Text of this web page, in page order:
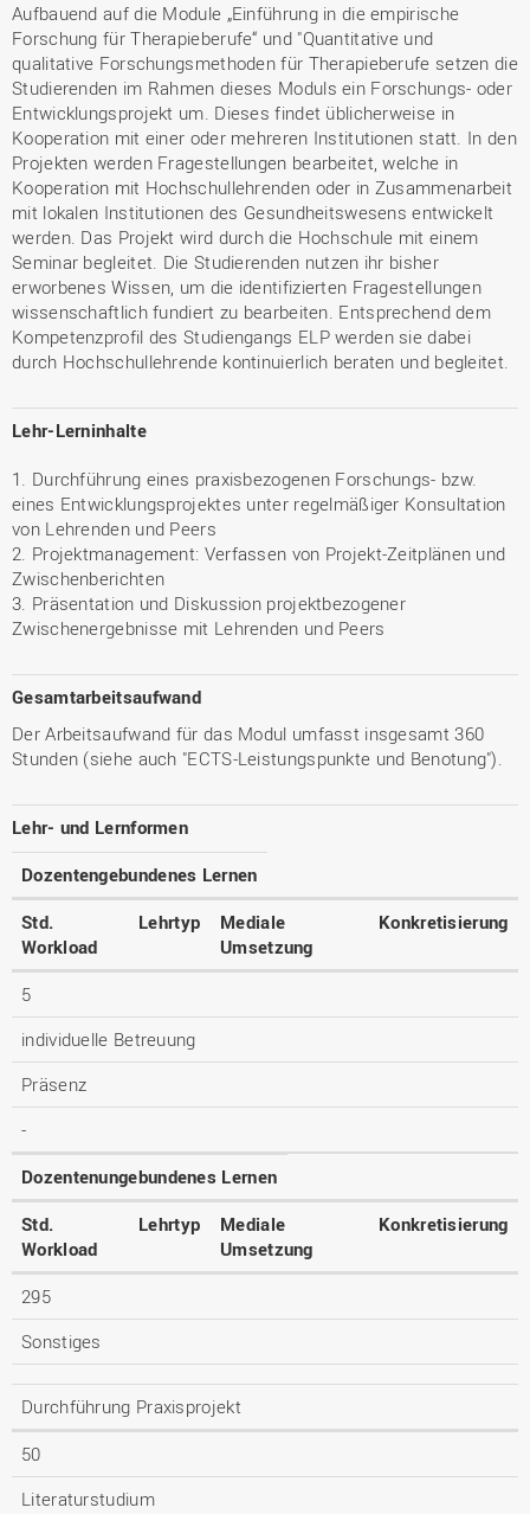
Aufbauend auf die Module „Einführung in die empirische
Forschung für Therapieberufe“ und "Quantitative und
qualitative Forschungsmethoden für Therapieberufe setzen die
Studierenden im Rahmen dieses Moduls ein Forschungs- oder
Entwicklungsprojekt um. Dieses findet üblicherweise in
Kooperation mit einer oder mehreren Institutionen statt. In den
Projekten werden Fragestellungen bearbeitet, welche in
Kooperation mit Hochschullehrenden oder in Zusammenarbeit
mit lokalen Institutionen des Gesundheitswesens entwickelt
werden. Das Projekt wird durch die Hochschule mit einem
Seminar begleitet. Die Studierenden nutzen ihr bisher
erworbenes Wissen, um die identifizierten Fragestellungen
wissenschaftlich fundiert zu bearbeiten. Entsprechend dem
Kompetenzprofil des Studiengangs ELP werden sie dabei
durch Hochschullehrende kontinuierlich beraten und begleitet.
Lehr-Lerninhalte
1. Durchführung eines praxisbezogenen Forschungs- bzw.
eines Entwicklungsprojektes unter regelmäßiger Konsultation
von Lehrenden und Peers
2. Projektmanagement: Verfassen von Projekt-Zeitplänen und
Zwischenberichten
3. Präsentation und Diskussion projektbezogener
Zwischenergebnisse mit Lehrenden und Peers
Gesamtarbeitsaufwand
Der Arbeitsaufwand für das Modul umfasst insgesamt 360
Stunden (siehe auch "ECTS-Leistungspunkte und Benotung").
Lehr- und Lernformen
Dozentengebundenes Lernen
Std.
Workload
Lehrtyp
Mediale
Umsetzung
Konkretisierung
5
individuelle Betreuung
Präsenz
-
Dozentenungebundenes Lernen
Std.
Workload
Lehrtyp
Mediale
Umsetzung
Konkretisierung
295
Sonstiges
Durchführung Praxisprojekt
50
Literaturstudium